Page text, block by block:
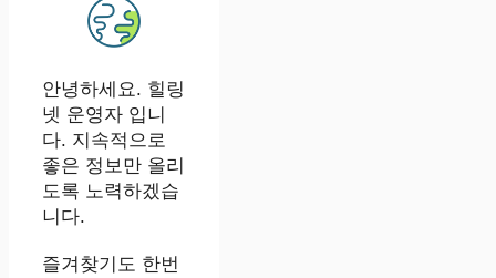
안녕하세요. 힐링
넷 운영자 입니
다. 지속적으로
좋은 정보만 올리
도록 노력하겠습
니다.
즐겨찾기도 한번